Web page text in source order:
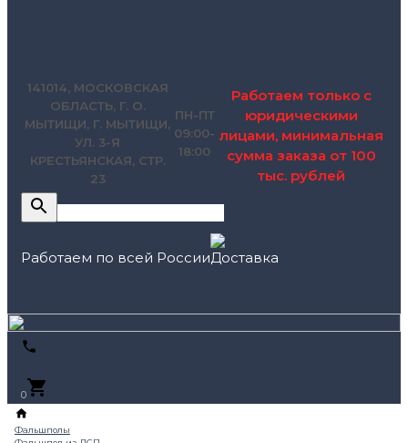
141014, МОСКОВСКАЯ
ОБЛАСТЬ, Г. О.
МЫТИЩИ, Г. МЫТИЩИ,
УЛ. 3-Я
КРЕСТЬЯНСКАЯ, СТР.
23
ПН-ПТ
09:00-
18:00
Работаем только с
юридическими
лицами, минимальная
сумма заказа от 100
тыс. рублей
Работаем по всей России
0